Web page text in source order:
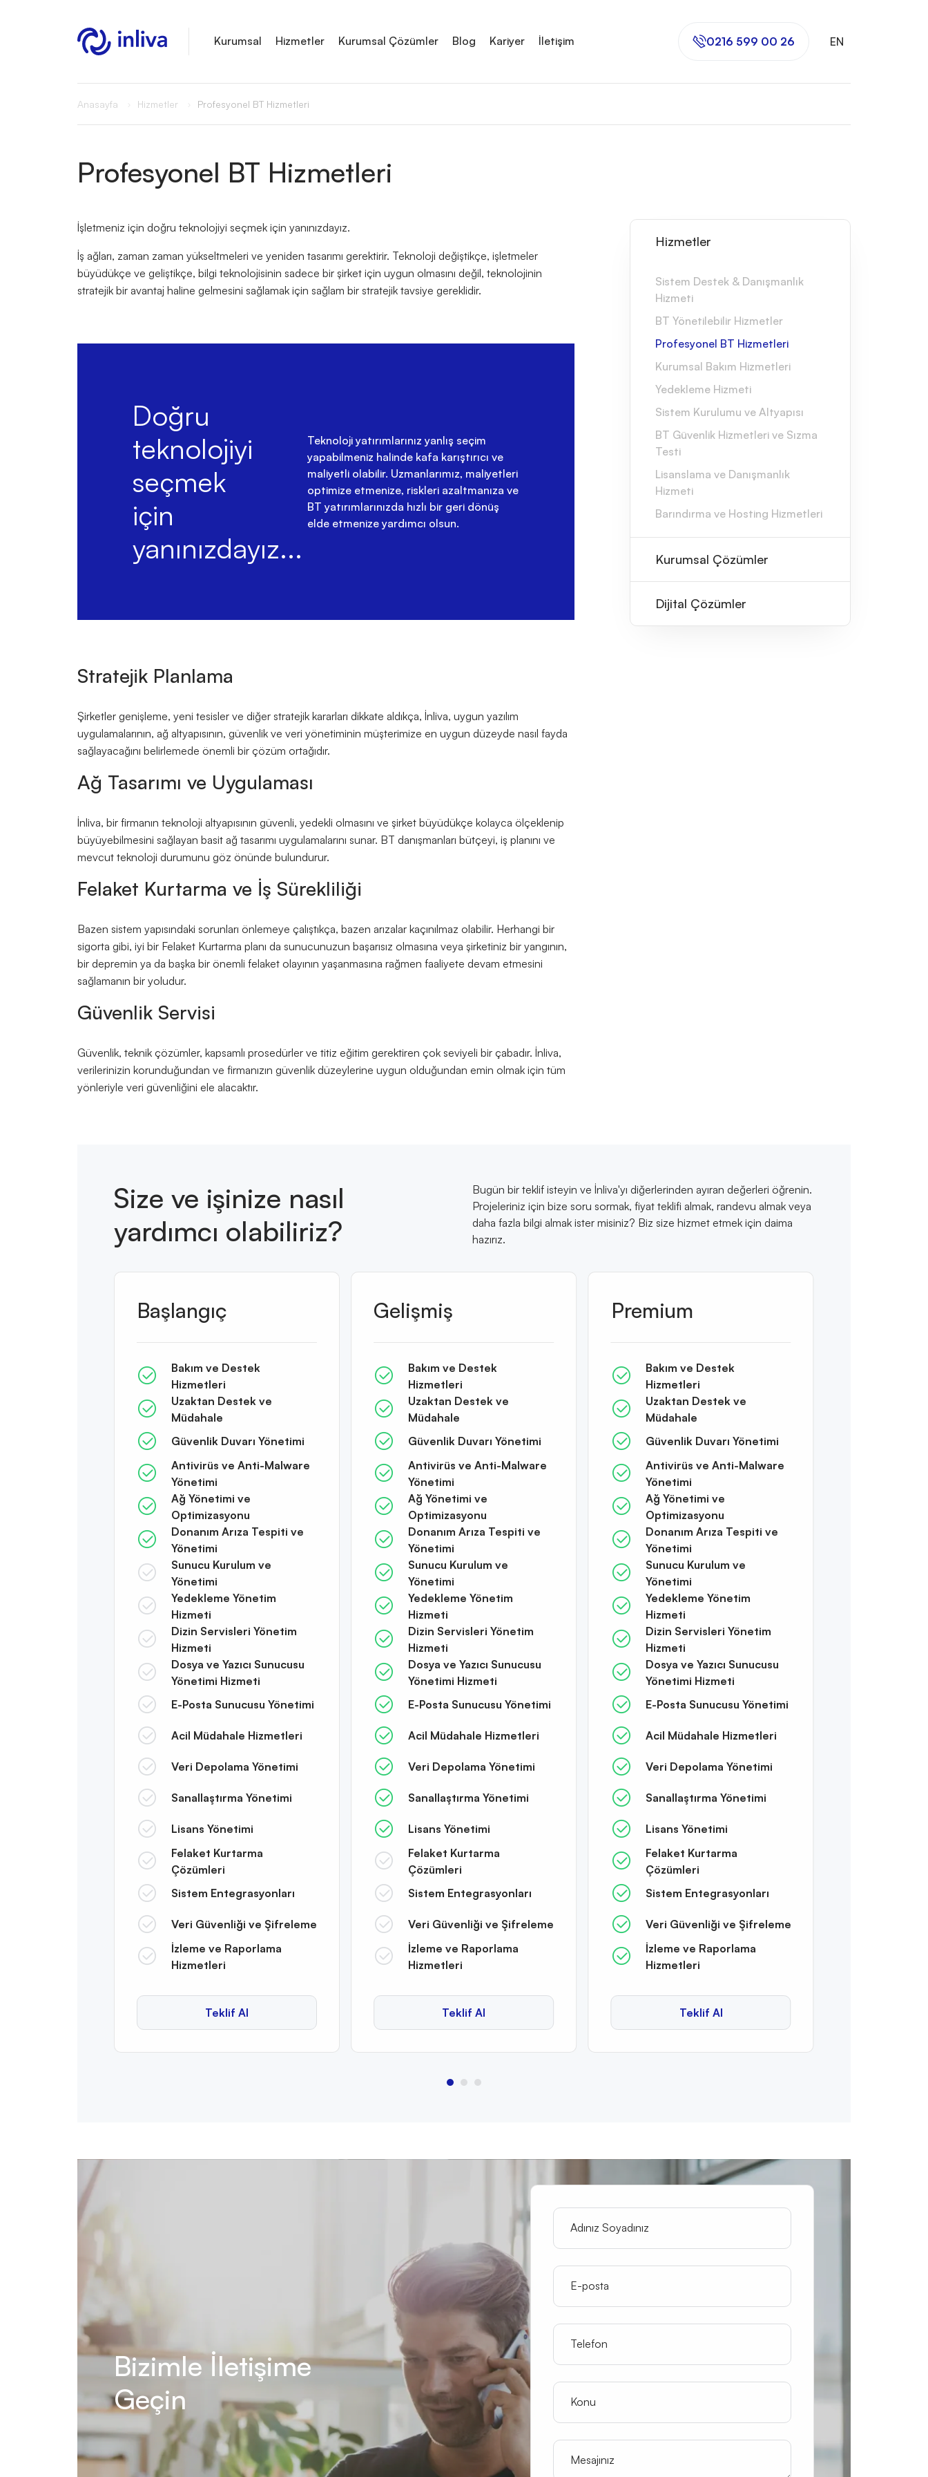
Kurumsal Hizmetler Kurumsal Çözümler Blog Kariyer İletişim 0216 599 00 26 EN
Anasayfa Hizmetler Profesyonel BT Hizmetleri
Profesyonel BT Hizmetleri
İşletmeniz için doğru teknolojiyi seçmek için yanınızdayız.
İş ağları, zaman zaman yükseltmeleri ve yeniden tasarımı gerektirir. Teknoloji değiştikçe, işletmeler
büyüdükçe ve geliştikçe, bilgi teknolojisinin sadece bir şirket için uygun olmasını değil, teknolojinin
stratejik bir avantaj haline gelmesini sağlamak için sağlam bir stratejik tavsiye gereklidir.
Doğru
teknolojiyi
seçmek
için
yanınızdayız...
Teknoloji yatırımlarınız yanlış seçim
yapabilmeniz halinde kafa karıştırıcı ve
maliyetli olabilir. Uzmanlarımız, maliyetleri
optimize etmenize, riskleri azaltmanıza ve
BT yatırımlarınızda hızlı bir geri dönüş
elde etmenize yardımcı olsun.
Stratejik Planlama
Şirketler genişleme, yeni tesisler ve diğer stratejik kararları dikkate aldıkça, İnliva, uygun yazılım
uygulamalarının, ağ altyapısının, güvenlik ve veri yönetiminin müşterimize en uygun düzeyde nasıl fayda
sağlayacağını belirlemede önemli bir çözüm ortağıdır.
Ağ Tasarımı ve Uygulaması
İnliva, bir firmanın teknoloji altyapısının güvenli, yedekli olmasını ve şirket büyüdükçe kolayca ölçeklenip
büyüyebilmesini sağlayan basit ağ tasarımı uygulamalarını sunar. BT danışmanları bütçeyi, iş planını ve
mevcut teknoloji durumunu göz önünde bulundurur.
Felaket Kurtarma ve İş Sürekliliği
Bazen sistem yapısındaki sorunları önlemeye çalıştıkça, bazen arızalar kaçınılmaz olabilir. Herhangi bir
sigorta gibi, iyi bir Felaket Kurtarma planı da sunucunuzun başarısız olmasına veya şirketiniz bir yangının,
bir depremin ya da başka bir önemli felaket olayının yaşanmasına rağmen faaliyete devam etmesini
sağlamanın bir yoludur.
Güvenlik Servisi
Güvenlik, teknik çözümler, kapsamlı prosedürler ve titiz eğitim gerektiren çok seviyeli bir çabadır. İnliva,
verilerinizin korunduğundan ve firmanızın güvenlik düzeylerine uygun olduğundan emin olmak için tüm
yönleriyle veri güvenliğini ele alacaktır.
Hizmetler
Sistem Destek & Danışmanlık
Hizmeti
BT Yönetilebilir Hizmetler
Profesyonel BT Hizmetleri
Kurumsal Bakım Hizmetleri
Yedekleme Hizmeti
Sistem Kurulumu ve Altyapısı
BT Güvenlik Hizmetleri ve Sızma
Testi
Lisanslama ve Danışmanlık
Hizmeti
Barındırma ve Hosting Hizmetleri
Kurumsal Çözümler
Dijital Çözümler
Size ve işinize nasıl
yardımcı olabiliriz?
Bugün bir teklif isteyin ve İnliva'yı diğerlerinden ayıran değerleri öğrenin.
Projeleriniz için bize soru sormak, fiyat teklifi almak, randevu almak veya
daha fazla bilgi almak ister misiniz? Biz size hizmet etmek için daima
hazırız.
Başlangıç
Bakım ve Destek
Hizmetleri
Uzaktan Destek ve
Müdahale
Güvenlik Duvarı Yönetimi
Antivirüs ve Anti-Malware
Yönetimi
Ağ Yönetimi ve
Optimizasyonu
Donanım Arıza Tespiti ve
Yönetimi
Sunucu Kurulum ve
Yönetimi
Yedekleme Yönetim
Hizmeti
Dizin Servisleri Yönetim
Hizmeti
Dosya ve Yazıcı Sunucusu
Yönetimi Hizmeti
E-Posta Sunucusu Yönetimi
Acil Müdahale Hizmetleri
Veri Depolama Yönetimi
Sanallaştırma Yönetimi
Lisans Yönetimi
Felaket Kurtarma
Çözümleri
Sistem Entegrasyonları
Veri Güvenliği ve Şifreleme
İzleme ve Raporlama
Hizmetleri
Teklif Al
Gelişmiş
Bakım ve Destek
Hizmetleri
Uzaktan Destek ve
Müdahale
Güvenlik Duvarı Yönetimi
Antivirüs ve Anti-Malware
Yönetimi
Ağ Yönetimi ve
Optimizasyonu
Donanım Arıza Tespiti ve
Yönetimi
Sunucu Kurulum ve
Yönetimi
Yedekleme Yönetim
Hizmeti
Dizin Servisleri Yönetim
Hizmeti
Dosya ve Yazıcı Sunucusu
Yönetimi Hizmeti
E-Posta Sunucusu Yönetimi
Acil Müdahale Hizmetleri
Veri Depolama Yönetimi
Sanallaştırma Yönetimi
Lisans Yönetimi
Felaket Kurtarma
Çözümleri
Sistem Entegrasyonları
Veri Güvenliği ve Şifreleme
İzleme ve Raporlama
Hizmetleri
Teklif Al
Premium
Bakım ve Destek
Hizmetleri
Uzaktan Destek ve
Müdahale
Güvenlik Duvarı Yönetimi
Antivirüs ve Anti-Malware
Yönetimi
Ağ Yönetimi ve
Optimizasyonu
Donanım Arıza Tespiti ve
Yönetimi
Sunucu Kurulum ve
Yönetimi
Yedekleme Yönetim
Hizmeti
Dizin Servisleri Yönetim
Hizmeti
Dosya ve Yazıcı Sunucusu
Yönetimi Hizmeti
E-Posta Sunucusu Yönetimi
Acil Müdahale Hizmetleri
Veri Depolama Yönetimi
Sanallaştırma Yönetimi
Lisans Yönetimi
Felaket Kurtarma
Çözümleri
Sistem Entegrasyonları
Veri Güvenliği ve Şifreleme
İzleme ve Raporlama
Hizmetleri
Teklif Al
Bizimle İletişime
Geçin
Adınız Soyadınız
E-posta
Telefon
Konu
Mesajınız